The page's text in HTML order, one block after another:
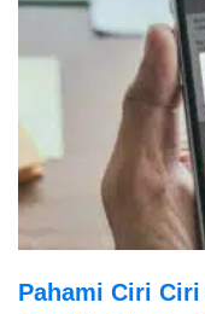
Pahami Ciri